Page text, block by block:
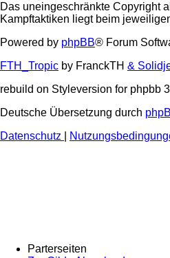
Das uneingeschränkte Copyright
Kampftaktiken liegt beim
Powered by phpBB® Forum
FTH_Tropic by FranckTH &
rebuild on Styleversion for phpbb
Deutsche Übersetzung durch
Datenschutz
Parterseiten